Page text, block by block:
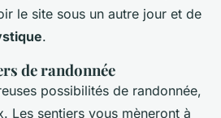
le site sous un autre jour et de
.
de randonnée
possibilités de randonnée,
Les sentiers vous mèneront à